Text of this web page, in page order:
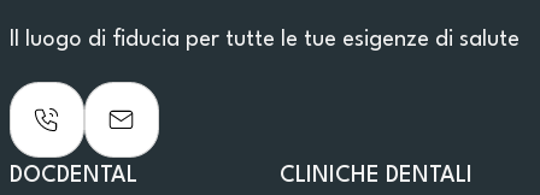
Il luogo di fiducia per tutte le tue esigenze di salute
DOCDENTAL CLINICHE DENTALI